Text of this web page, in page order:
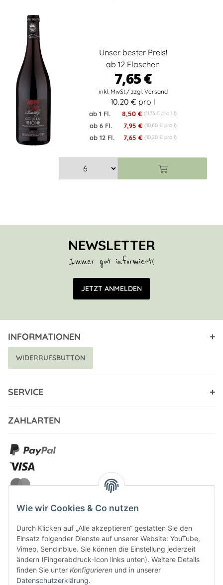
Unser bester Preis!
ab 12 Flaschen
7,65 €
10.20 € pro l
ab 1 Fl. 8,50 € (11,33 € pro 1 l)
ab 6 Fl. 7,95 € (10,60 € pro l)
ab 12 Fl. 7,65 € (10,20 € pro l)
NEWSLETTER
Immer gut informiert!
E-Mail Adresse
JETZT ANMELDEN
INFORMATIONEN
WIDERRUFSBUTTON
SERVICE
ZAHLARTEN
VERSANDARTEN
Wie wir Cookies & Co nutzen
Durch Klicken auf „Alle akzeptieren“ gestatten Sie den
Einsatz folgender Dienste auf unserer Website: YouTube,
Vimeo, Sendinblue. Sie können die Einstellung jederzeit
ändern (Fingerabdruck-Icon links unten). Weitere Details
finden Sie unter Konfigurieren und in unserer
Datenschutzerklärung.